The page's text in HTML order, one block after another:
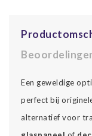
Een geweldige
perfect bij
alternatief voor